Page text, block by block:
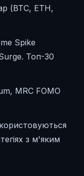
(BTC, ETH,
Spike
Топ-30
MRC FOMO
з м'яким